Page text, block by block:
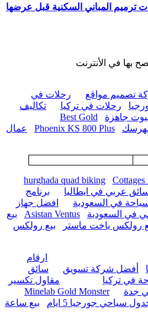
ترميم المباني السكنية قبل عرضها
بها في الأنترنت
تصميم مواقع
رحلات في
رحلات في تركيا
تكاليف
جاهزة
Best Gold
Phoenix KS 800 Plus
عمال
hurghada quad biking
عربي في ايطاليا
برنامج
في السعودية
افضل جهاز
في السعودية Asistan Ventus
بيع
رولكس ياخت ماستر
بيع رولكس
ارقام
أفضل شركة تسويق
سائق
في تركيا
مقاول تكسير
جدة
Minelab Gold Monster
سياحي جورجيا 5 ايام
بيع ساعة